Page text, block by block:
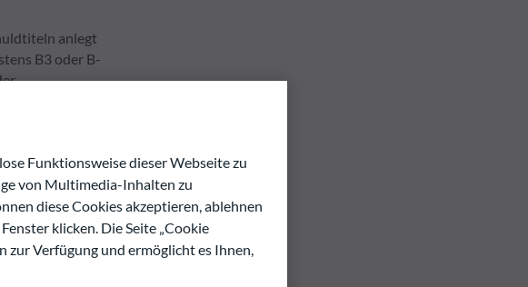
anlegt
B3 oder B-
Funktionsweise dieser Webseite zu
von Multimedia-Inhalten zu
diese Cookies akzeptieren, ablehnen
klicken. Die Seite „Cookie
Verfügung und ermöglicht es Ihnen,